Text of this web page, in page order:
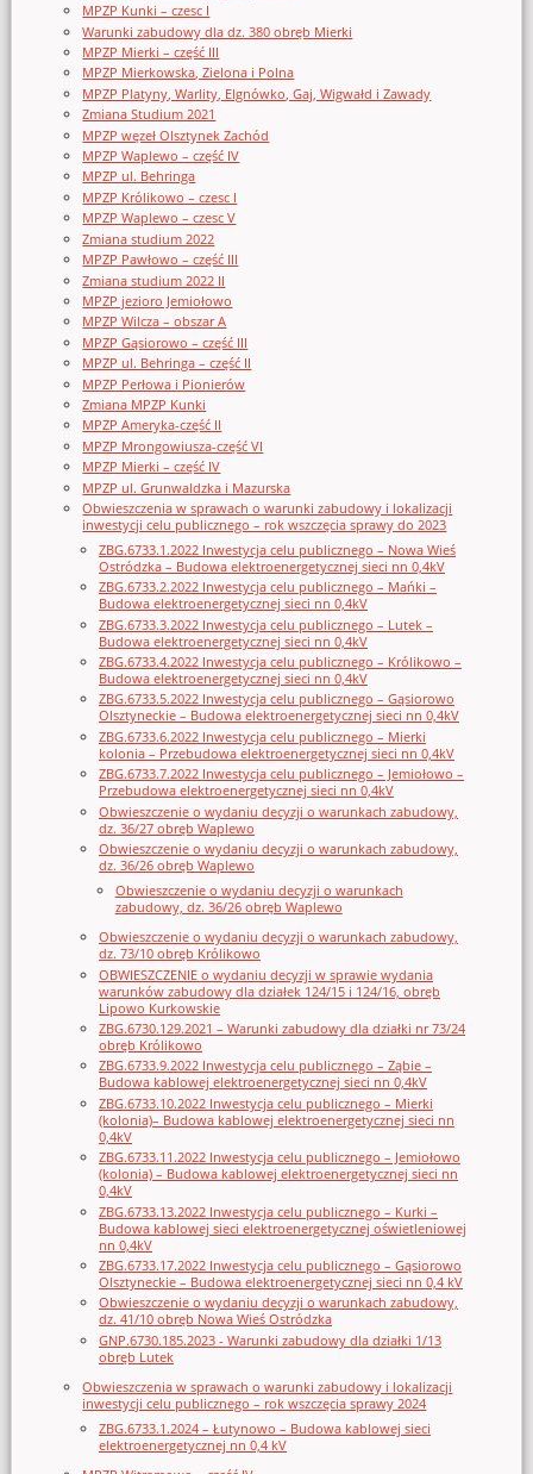
MPZP Kunki – czesc I
Warunki zabudowy dla dz. 380 obręb Mierki
MPZP Mierki – część III
MPZP Mierkowska, Zielona i Polna
MPZP Platyny, Warlity, Elgnówko, Gaj, Wigwałd i Zawady
Zmiana Studium 2021
MPZP węzeł Olsztynek Zachód
MPZP Waplewo – część IV
MPZP ul. Behringa
MPZP Królikowo – czesc I
MPZP Waplewo – czesc V
Zmiana studium 2022
MPZP Pawłowo – część III
Zmiana studium 2022 II
MPZP jezioro Jemiołowo
MPZP Wilcza – obszar A
MPZP Gąsiorowo – część III
MPZP ul. Behringa – część II
MPZP Perłowa i Pionierów
Zmiana MPZP Kunki
MPZP Ameryka-część II
MPZP Mrongowiusza-część VI
MPZP Mierki – część IV
MPZP ul. Grunwaldzka i Mazurska
Obwieszczenia w sprawach o warunki zabudowy i lokalizacji
inwestycji celu publicznego – rok wszczęcia sprawy do 2023
ZBG.6733.1.2022 Inwestycja celu publicznego – Nowa Wieś
Ostródzka – Budowa elektroenergetycznej sieci nn 0,4kV
ZBG.6733.2.2022 Inwestycja celu publicznego – Mańki –
Budowa elektroenergetycznej sieci nn 0,4kV
ZBG.6733.3.2022 Inwestycja celu publicznego – Lutek –
Budowa elektroenergetycznej sieci nn 0,4kV
ZBG.6733.4.2022 Inwestycja celu publicznego – Królikowo –
Budowa elektroenergetycznej sieci nn 0,4kV
ZBG.6733.5.2022 Inwestycja celu publicznego – Gąsiorowo
Olsztyneckie – Budowa elektroenergetycznej sieci nn 0,4kV
ZBG.6733.6.2022 Inwestycja celu publicznego – Mierki
kolonia – Przebudowa elektroenergetycznej sieci nn 0,4kV
ZBG.6733.7.2022 Inwestycja celu publicznego – Jemiołowo –
Przebudowa elektroenergetycznej sieci nn 0,4kV
Obwieszczenie o wydaniu decyzji o warunkach zabudowy,
dz. 36/27 obręb Waplewo
Obwieszczenie o wydaniu decyzji o warunkach zabudowy,
dz. 36/26 obręb Waplewo
Obwieszczenie o wydaniu decyzji o warunkach
zabudowy, dz. 36/26 obręb Waplewo
Obwieszczenie o wydaniu decyzji o warunkach zabudowy,
dz. 73/10 obręb Królikowo
OBWIESZCZENIE o wydaniu decyzji w sprawie wydania
warunków zabudowy dla działek 124/15 i 124/16, obręb
Lipowo Kurkowskie
ZBG.6730.129.2021 – Warunki zabudowy dla działki nr 73/24
obręb Królikowo
ZBG.6733.9.2022 Inwestycja celu publicznego – Ząbie –
Budowa kablowej elektroenergetycznej sieci nn 0,4kV
ZBG.6733.10.2022 Inwestycja celu publicznego – Mierki
(kolonia)– Budowa kablowej elektroenergetycznej sieci nn
0,4kV
ZBG.6733.11.2022 Inwestycja celu publicznego – Jemiołowo
(kolonia) – Budowa kablowej elektroenergetycznej sieci nn
0,4kV
ZBG.6733.13.2022 Inwestycja celu publicznego – Kurki –
Budowa kablowej sieci elektroenergetycznej oświetleniowej
nn 0,4kV
ZBG.6733.17.2022 Inwestycja celu publicznego – Gąsiorowo
Olsztyneckie – Budowa elektroenergetycznej sieci nn 0,4 kV
Obwieszczenie o wydaniu decyzji o warunkach zabudowy,
dz. 41/10 obręb Nowa Wieś Ostródzka
GNP.6730.185.2023 - Warunki zabudowy dla działki 1/13
obręb Lutek
Obwieszczenia w sprawach o warunki zabudowy i lokalizacji
inwestycji celu publicznego – rok wszczęcia sprawy 2024
ZBG.6733.1.2024 – Łutynowo – Budowa kablowej sieci
elektroenergetycznej nn 0,4 kV